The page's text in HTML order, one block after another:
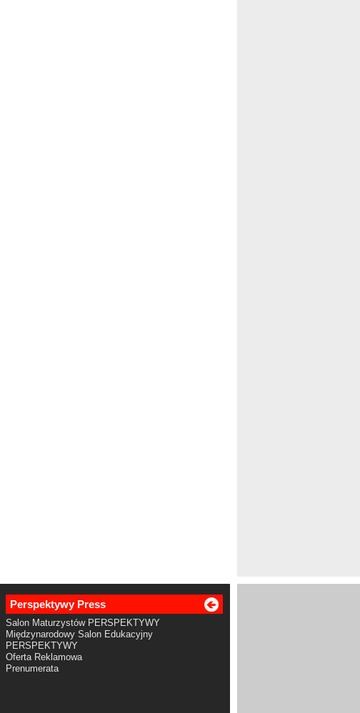
Perspektywy Press
Salon Maturzystów PERSPEKTYWY
Międzynarodowy Salon Edukacyjny
PERSPEKTYWY
Oferta Reklamowa
Prenumerata